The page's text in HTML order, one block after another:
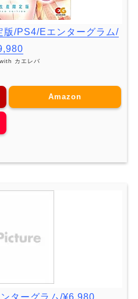
版/PS4/Eエンターグラム/
カエレバ
Amazon
ターグラム/¥6,980